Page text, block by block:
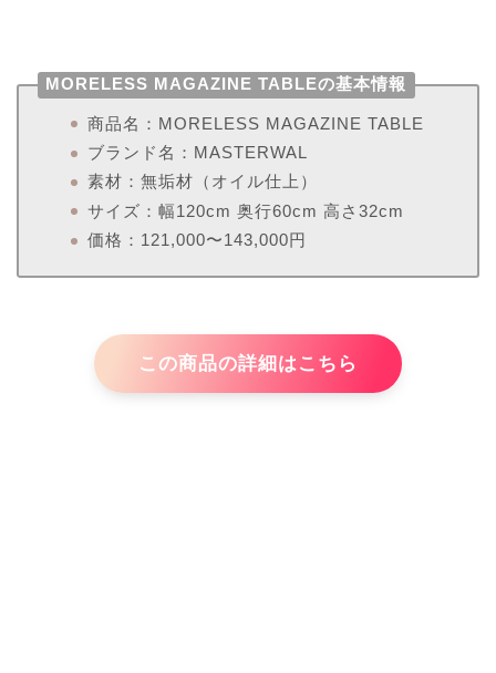
MORELESS MAGAZINE TABLEの基本情報
商品名：MORELESS MAGAZINE TABLE
ブランド名：MASTERWAL
素材：無垢材（オイル仕上）
サイズ：幅120cm 奥行60cm 高さ32cm
価格：121,000〜143,000円
この商品の詳細はこちら